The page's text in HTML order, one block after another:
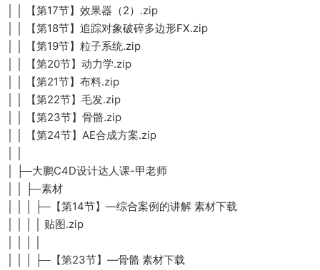
│ │ 【第17节】效果器（2）.zip
│ │ 【第18节】追踪对象破碎多边形FX.zip
│ │ 【第19节】粒子系统.zip
│ │ 【第20节】动力学.zip
│ │ 【第21节】布料.zip
│ │ 【第22节】毛发.zip
│ │ 【第23节】骨骼.zip
│ │ 【第24节】AE合成方案.zip
│ ├─大鹏C4D设计达人课-甲老师
│ │ ├─素材
│ │ │ ├─【第14节】—综合案例的讲解 素材下载
│ │ │ │ 贴图.zip
│ │ │ ├─【第23节】—骨骼 素材下载